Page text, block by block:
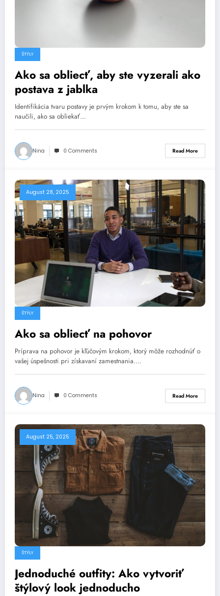
ŠTÝLY
Ako sa obliecť, aby ste vyzerali ako
postava z jablka
Identifikácia tvaru postavy je prvým krokom k tomu, aby ste sa
naučili, ako sa obliekať…
Nina 0 Comments Read More
August 28, 2025
ŠTÝLY
Ako sa obliecť na pohovor
Príprava na pohovor je kľúčovým krokom, ktorý môže rozhodnúť o
vašej úspešnosti pri získavaní zamestnania.…
Nina 0 Comments Read More
August 25, 2025
ŠTÝLY
Jednoduché outfity: Ako vytvoriť
štýlový look jednoducho